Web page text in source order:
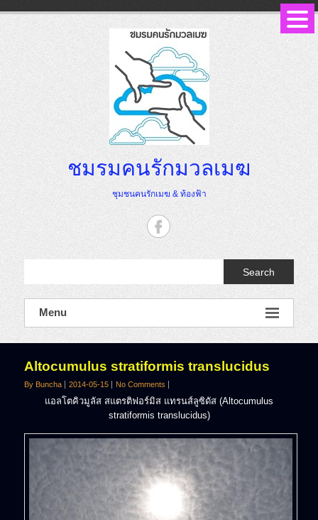
ชมรมคนรักมวลเมฆ
ชุมชนคนรักเมฆ & ท้องฟ้า
Search
Menu
Altocumulus stratiformis translucidus
By Buncha 2014-05-15 No Comments
แอลโตคิวมูลัส สแตรติฟอร์มิส แทรนส์ลูซิดัส (Altocumulus
stratiformis translucidus)